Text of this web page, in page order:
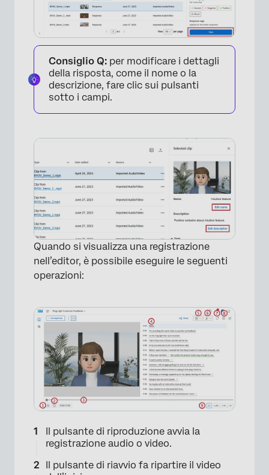
Consiglio Q: per modificare i dettagli
della risposta, come il nome o la
descrizione, fare clic sui pulsanti
sotto i campi.
Quando si visualizza una registrazione
nell’editor, è possibile eseguire le seguenti
operazioni:
Il pulsante di riproduzione avvia la
registrazione audio o video.
Il pulsante di riavvio fa ripartire il video